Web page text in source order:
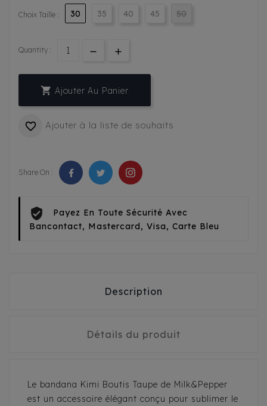
Choix Taille : 30 35 40 45 50
Quantity :
 Ajouter Au Panier
 Ajouter à la liste de souhaits
Share On :
Payez En Toute Sécurité Avec
Bancontact, Mastercard, Visa, Carte Bleu
Description
Détails du produit
Le bandana Kimi Boutis Taupe de Milk&Pepper
est un accessoire élégant conçu pour sublimer le